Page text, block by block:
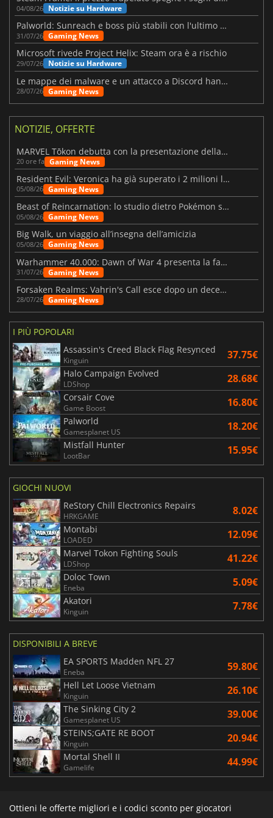
04/08/26 Notizie su Hardware
Palworld: Sunreach e boss più stabili con l'ultimo update
31/07/26 Gaming News
Microsoft rivede Project Helix: Steam ora è a rischio
29/07/26 Notizie su Hardware
Le mappe dei malware e un attacco a Discord hanno colpito Meccha Chameleon
28/07/26 Gaming News
NOTIZIE, OFFERTE
MARVEL Tōkon debutta con la presentazione della roadmap per il primo anno
20 ore fa Gaming News
Resident Evil: Veronica ha già superato i 2 milioni liste dei desideri
05/08/26 Gaming News
Beast of Reincarnation: lo studio dietro Pokémon su una nuova strada
05/08/26 Gaming News
Big Walk, un viaggio all’insegna dell’amicizia
05/08/26 Gaming News
Warhammer 40.000: Dawn of War 4 presenta la fazione dei Necron
31/07/26 Gaming News
Forsaken Realms: Vahrin's Call esce dopo un decennio di sviluppo
28/07/26 Gaming News
I PIÙ POPOLARI
Assassin's Creed Black Flag Resynced
Kinguin 37.75€
Halo Campaign Evolved
LDShop 28.68€
Corsair Cove
Game Boost 16.80€
Palworld
Gamesplanet US 18.20€
Mistfall Hunter
LootBar 15.95€
GIOCHI NUOVI
ReStory Chill Electronics Repairs
HRKGAME 8.02€
Montabi
LOADED 12.09€
Marvel Tokon Fighting Souls
LDShop 41.22€
Doloc Town
Eneba 5.09€
Akatori
Kinguin 7.78€
DISPONIBILI A BREVE
EA SPORTS Madden NFL 27
Eneba 59.80€
Hell Let Loose Vietnam
Kinguin 26.10€
The Sinking City 2
Gamesplanet US 39.00€
STEINS;GATE RE BOOT
Kinguin 20.94€
Mortal Shell II
Gamelife 44.99€
Ottieni le offerte migliori e i codici sconto per giocatori